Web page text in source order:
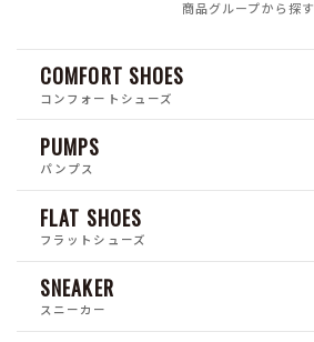
商品グループから探す
COMFORT SHOES
コンフォートシューズ
PUMPS
パンプス
FLAT SHOES
フラットシューズ
SNEAKER
スニーカー